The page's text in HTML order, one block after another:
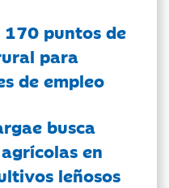
puntos de
para
de empleo
busca
en
leñosos